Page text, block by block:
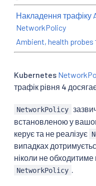
Накладення трафіку
NetworkPolicy
Ambient, health
Kubernetes
трафік рівня 4
NetworkPolicy
встановленою у
керує та не реалізує
випадках
ніколи не
NetworkPolicy